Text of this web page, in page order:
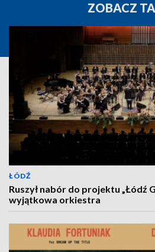
ZOBACZ
ŁÓDŹ
Ruszył nabór do projektu „Łódź
wyjątkowa orkiestra